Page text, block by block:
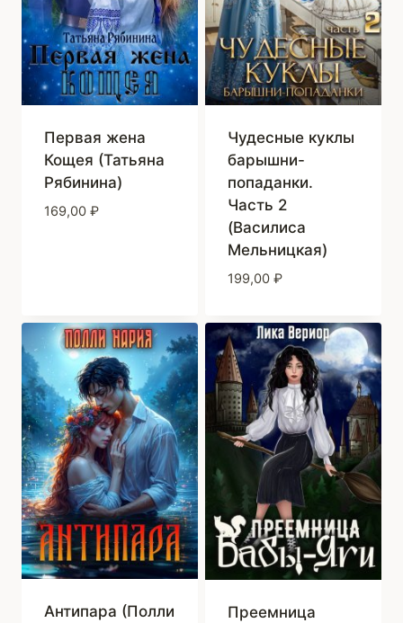
Первая жена
Кощея (Татьяна
Рябинина)
169,00 ₽
Чудесные куклы
барышни-
попаданки.
Часть 2
(Василиса
Мельницкая)
199,00 ₽
Антипара (Полли
Преемница